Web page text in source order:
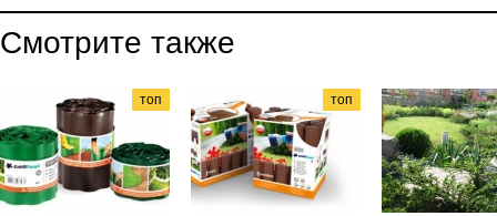
Смотрите также
топ топ